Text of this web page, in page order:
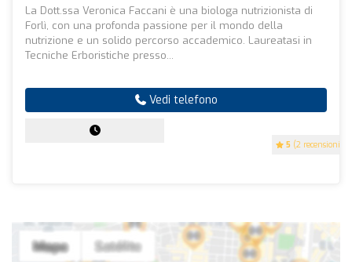
5 (2 recensioni)
La Dott.ssa Veronica Faccani è una biologa nutrizionista di
Forlì, con una profonda passione per il mondo della
nutrizione e un solido percorso accademico. Laureatasi in
Tecniche Erboristiche presso...
Vedi telefono